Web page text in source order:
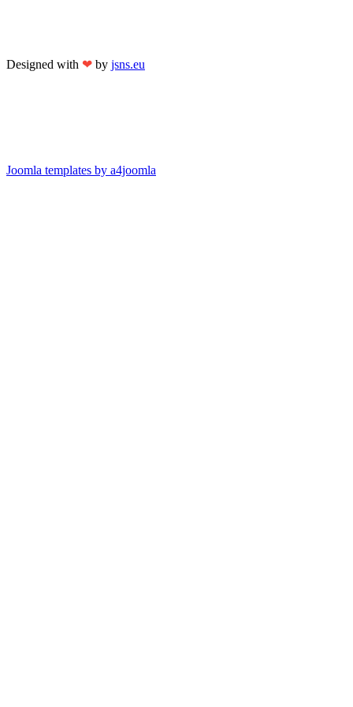
Designed with ❤ by jsns.eu
Joomla templates by a4joomla